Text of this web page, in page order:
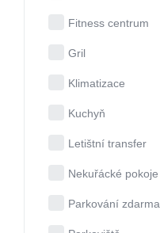
Fitness centrum
Gril
Klimatizace
Kuchyň
Letištní transfer
Nekuřácké pokoje
Parkování zdarma